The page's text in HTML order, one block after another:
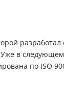
в
по ISO